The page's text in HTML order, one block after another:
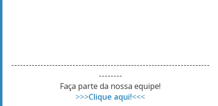
--------------------------------------------------------------------
--------
Faça parte da nossa equipe!
>>>Clique aqui!<<<